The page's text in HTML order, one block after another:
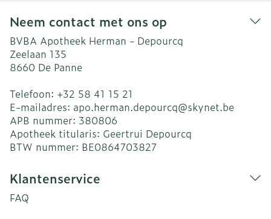
Neem contact met ons op
BVBA Apotheek Herman - Depourcq
Zeelaan 135
8660 De Panne
Telefoon: +32 58 41 15 21
E-mailadres: apo.herman.depourcq@skynet.be
APB nummer: 380806
Apotheek titularis: Geertrui Depourcq
BTW nummer: BE0864703827
Klantenservice
FAQ